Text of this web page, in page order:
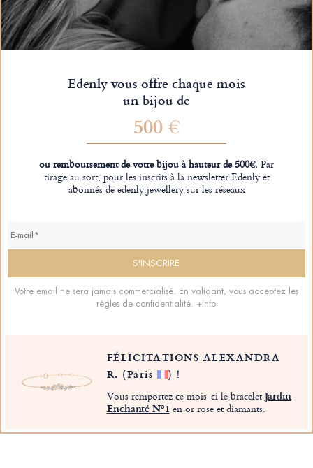
Edenly vous offre chaque mois
un bijou de
500 €
ou remboursement de votre bijou à hauteur de 500€.Par
tirage au sort, pour les inscrits à la newsletter Edenly et
abonnés de edenly.jewellery sur les réseaux
Votre email ne sera jamais commercialisé. En validant, vous acceptez les
règles de confidentialité. +info
FÉLICITATIONS ALEXANDRA
R. (Paris ) !
Vous remportez ce mois-ci le braceletJardin
Enchanté Nº1 en or rose et diamants.